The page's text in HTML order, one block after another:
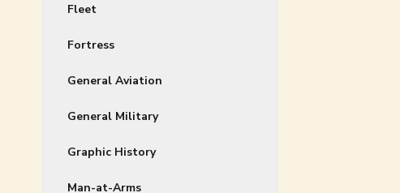
Fleet
Fortress
General Aviation
General Military
Graphic History
Man-at-Arms